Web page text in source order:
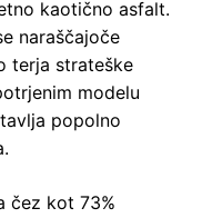
kaotično asfalt.
naraščajoče
terja strateške
modelu
popolno
čez kot 73%